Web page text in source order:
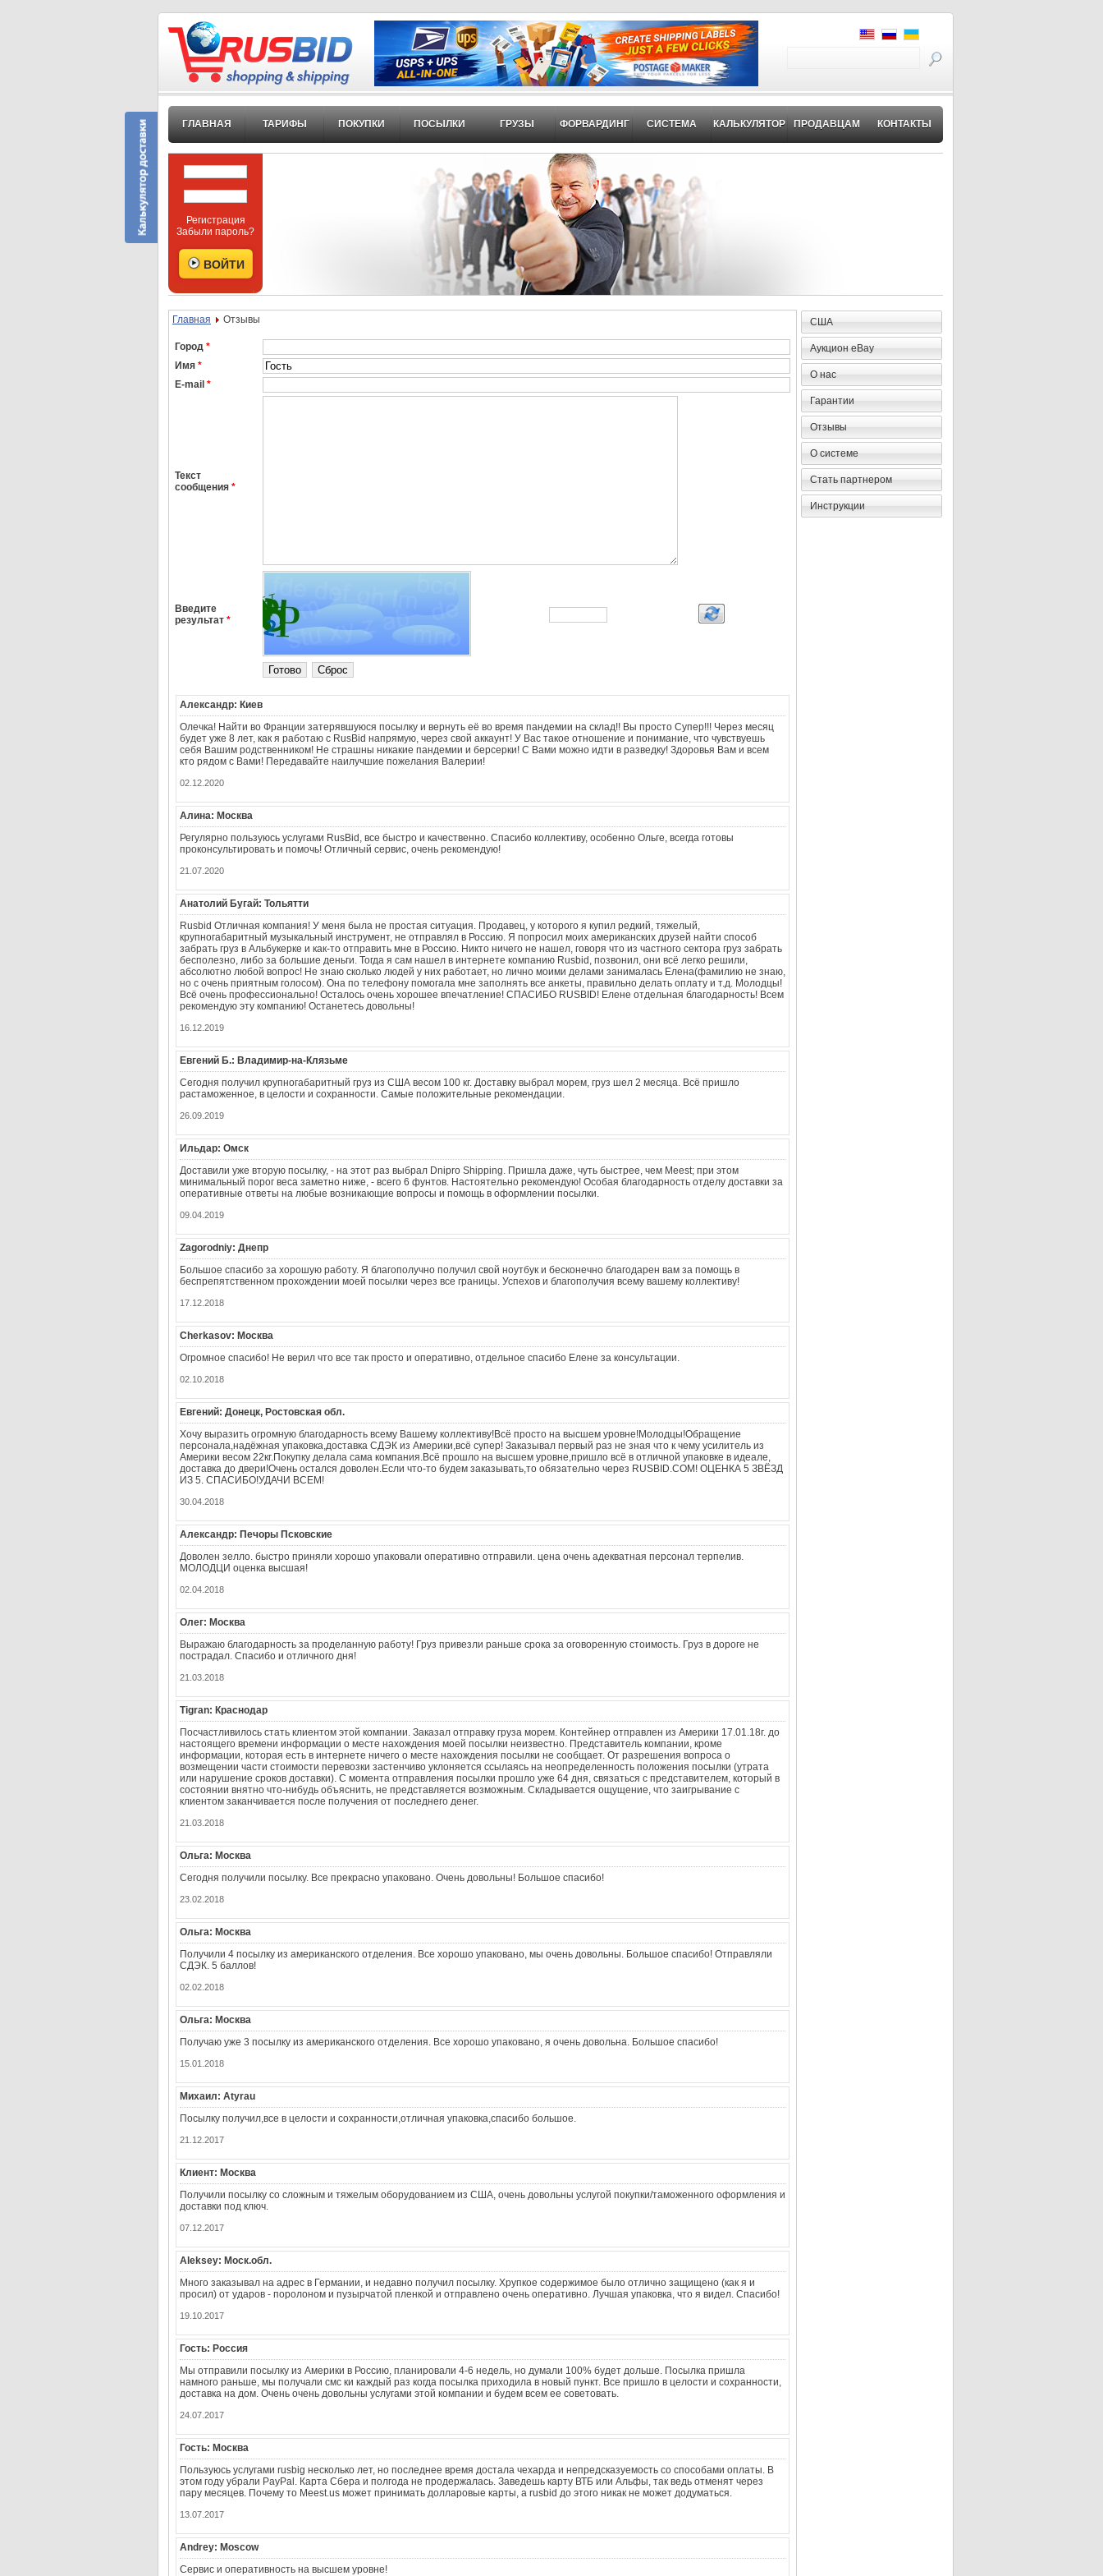
ГЛАВНАЯ ТАРИФЫ ПОКУПКИ ПОСЫЛКИ ГРУЗЫ ФОРВАРДИНГ СИСТЕМА КАЛЬКУЛЯТОР ПРОДАВЦАМ КОНТАКТЫ
Регистрация
Забыли пароль?
Главная Отзывы
Город *
Имя *
E-mail *
Текст
сообщения *
Введите
результат *
Александр: Киев
Олечка! Найти во Франции затерявшуюся посылку и вернуть её во время пандемии на склад!! Вы просто Супер!!! Через месяц
будет уже 8 лет, как я работаю с RusBid напрямую, через свой аккаунт! У Вас такое отношение и понимание, что чувствуешь
себя Вашим родственником! Не страшны никакие пандемии и берсерки! С Вами можно идти в разведку! Здоровья Вам и всем
кто рядом с Вами! Передавайте наилучшие пожелания Валерии!
02.12.2020
Алина: Москва
Регулярно пользуюсь услугами RusBid, все быстро и качественно. Спасибо коллективу, особенно Ольге, всегда готовы
проконсультировать и помочь! Отличный сервис, очень рекомендую!
21.07.2020
Анатолий Бугай: Тольятти
Rusbid Отличная компания! У меня была не простая ситуация. Продавец, у которого я купил редкий, тяжелый,
крупногабаритный музыкальный инструмент, не отправлял в Россию. Я попросил моих американских друзей найти способ
забрать груз в Альбукерке и как-то отправить мне в Россию. Никто ничего не нашел, говоря что из частного сектора груз забрать
бесполезно, либо за большие деньги. Тогда я сам нашел в интернете компанию Rusbid, позвонил, они всё легко решили,
абсолютно любой вопрос! Не знаю сколько людей у них работает, но лично моими делами занималась Елена(фамилию не знаю,
но с очень приятным голосом). Она по телефону помогала мне заполнять все анкеты, правильно делать оплату и т.д. Молодцы!
Всё очень профессионально! Осталось очень хорошее впечатление! СПАСИБО RUSBID! Елене отдельная благодарность! Всем
рекомендую эту компанию! Останетесь довольны!
16.12.2019
Евгений Б.: Владимир-на-Клязьме
Сегодня получил крупногабаритный груз из США весом 100 кг. Доставку выбрал морем, груз шел 2 месяца. Всё пришло
растаможенное, в целости и сохранности. Самые положительные рекомендации.
26.09.2019
Ильдар: Омск
Доставили уже вторую посылку, - на этот раз выбрал Dnipro Shipping. Пришла даже, чуть быстрее, чем Meest; при этом
минимальный порог веса заметно ниже, - всего 6 фунтов. Настоятельно рекомендую! Особая благодарность отделу доставки за
оперативные ответы на любые возникающие вопросы и помощь в оформлении посылки.
09.04.2019
Zagorodniy: Днепр
Большое спасибо за хорошую работу. Я благополучно получил свой ноутбук и бесконечно благодарен вам за помощь в
беспрепятственном прохождении моей посылки через все границы. Успехов и благополучия всему вашему коллективу!
17.12.2018
Cherkasov: Москва
Огромное спасибо! Не верил что все так просто и оперативно, отдельное спасибо Елене за консультации.
02.10.2018
Евгений: Донецк, Ростовская обл.
Хочу выразить огромную благодарность всему Вашему коллективу!Всё просто на высшем уровне!Молодцы!Обращение
персонала,надёжная упаковка,доставка СДЭК из Америки,всё супер! Заказывал первый раз не зная что к чему усилитель из
Америки весом 22кг.Покупку делала сама компания.Всё прошло на высшем уровне,пришло всё в отличной упаковке в идеале,
доставка до двери!Очень остался доволен.Если что-то будем заказывать,то обязательно через RUSBID.COM! ОЦЕНКА 5 ЗВЁЗД
ИЗ 5. СПАСИБО!УДАЧИ ВСЕМ!
30.04.2018
Александр: Печоры Псковские
Доволен зелло. быстро приняли хорошо упаковали оперативно отправили. цена очень адекватная персонал терпелив.
МОЛОДЦИ оценка высшая!
02.04.2018
Олег: Москва
Выражаю благодарность за проделанную работу! Груз привезли раньше срока за оговоренную стоимость. Груз в дороге не
пострадал. Спасибо и отличного дня!
21.03.2018
Tigran: Краснодар
Посчастливилось стать клиентом этой компании. Заказал отправку груза морем. Контейнер отправлен из Америки 17.01.18г. до
настоящего времени информации о месте нахождения моей посылки неизвестно. Представитель компании, кроме
информации, которая есть в интернете ничего о месте нахождения посылки не сообщает. От разрешения вопроса о
возмещении части стоимости перевозки застенчиво уклоняется ссылаясь на неопределенность положения посылки (утрата
или нарушение сроков доставки). С момента отправления посылки прошло уже 64 дня, связаться с представителем, который в
состоянии внятно что-нибудь объяснить, не представляется возможным. Складывается ощущение, что заигрывание с
клиентом заканчивается после получения от последнего денег.
21.03.2018
Ольга: Москва
Сегодня получили посылку. Все прекрасно упаковано. Очень довольны! Большое спасибо!
23.02.2018
Ольга: Москва
Получили 4 посылку из американского отделения. Все хорошо упаковано, мы очень довольны. Большое спасибо! Отправляли
СДЭК. 5 баллов!
02.02.2018
Ольга: Москва
Получаю уже 3 посылку из американского отделения. Все хорошо упаковано, я очень довольна. Большое спасибо!
15.01.2018
Михаил: Atyrau
Посылку получил,все в целости и сохранности,отличная упаковка,спасибо большое.
21.12.2017
Клиент: Москва
Получили посылку со сложным и тяжелым оборудованием из США, очень довольны услугой покупки/таможенного оформления и
доставки под ключ.
07.12.2017
Aleksey: Моск.обл.
Много заказывал на адрес в Германии, и недавно получил посылку. Хрупкое содержимое было отлично защищено (как я и
просил) от ударов - поролоном и пузырчатой пленкой и отправлено очень оперативно. Лучшая упаковка, что я видел. Спасибо!
19.10.2017
Гость: Россия
Мы отправили посылку из Америки в Россию, планировали 4-6 недель, но думали 100% будет дольше. Посылка пришла
намного раньше, мы получали смс ки каждый раз когда посылка приходила в новый пункт. Все пришло в целости и сохранности,
доставка на дом. Очень очень довольны услугами этой компании и будем всем ее советовать.
24.07.2017
Гость: Москва
Пользуюсь услугами rusbig несколько лет, но последнее время достала чехарда и непредсказуемость со способами оплаты. В
этом году убрали PayPal. Карта Сбера и полгода не продержалась. Заведешь карту ВТБ или Альфы, так ведь отменят через
пару месяцев. Почему то Meest.us может принимать долларовые карты, а rusbid до этого никак не может додуматься.
13.07.2017
Andrey: Moscow
Сервис и оперативность на высшем уровне!
США
Аукцион eBay
О нас
Гарантии
Отзывы
О системе
Стать партнером
Инструкции